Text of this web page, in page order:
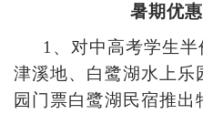
暑期优
1 、对中高考学生
津溪地、白鹭湖水上乐
园门票白鹭湖民宿推